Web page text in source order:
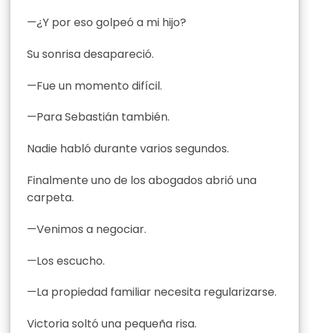
—¿Y por eso golpeó a mi hijo?
Su sonrisa desapareció.
—Fue un momento difícil.
—Para Sebastián también.
Nadie habló durante varios segundos.
Finalmente uno de los abogados abrió una
carpeta.
—Venimos a negociar.
—Los escucho.
—La propiedad familiar necesita regularizarse.
Victoria soltó una pequeña risa.